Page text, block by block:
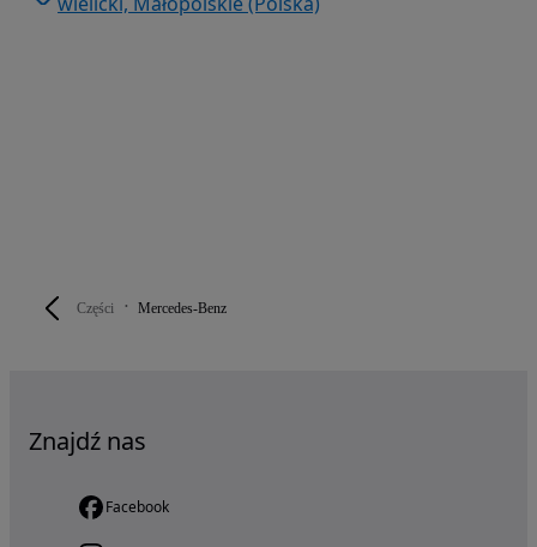
Części Mercedes-Benz
Znajdź nas
Facebook